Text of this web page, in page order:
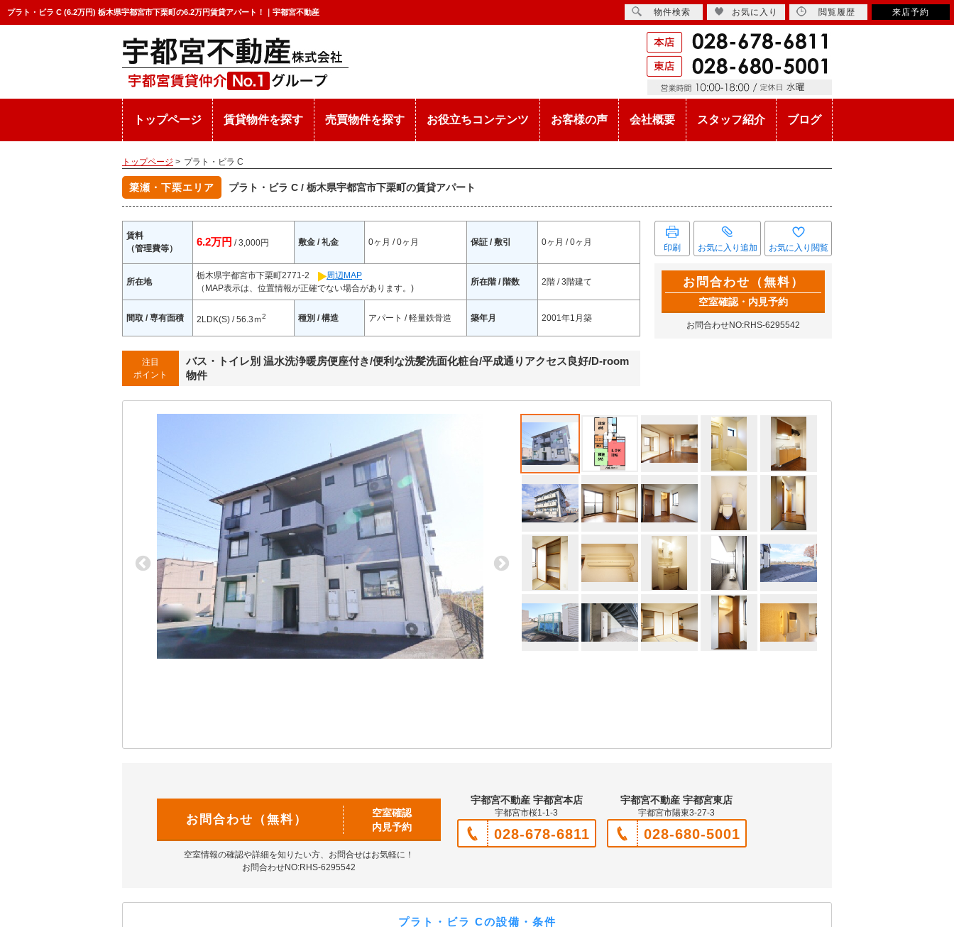
プラト・ビラ C (6.2万円) 栃木県宇都宮市下栗町の6.2万円賃貸アパート！｜宇都宮不動産 物件検索 お気に入り 閲覧履歴 来店予約
トップページ 賃貸物件を探す 売買物件を探す お役立ちコンテンツ お客様の声 会社概要 スタッフ紹介 ブログ
トップページ > プラト・ビラ C
簗瀬・下栗エリア プラト・ビラ C / 栃木県宇都宮市下栗町の賃貸アパート
賃料
（管理費等）
6.2万円 / 3,000円 敷金 / 礼金 0ヶ月 / 0ヶ月 保証 / 敷引 0ヶ月 / 0ヶ月
所在地
栃木県宇都宮市下栗町2771-2
周辺MAP
（MAP表示は、位置情報が正確でない場合があります。)
所在階 / 階数 2階 / 3階建て
間取 / 専有面積 2LDK(S) / 56.3ｍ2 種別 / 構造 アパート / 軽量鉄骨造 築年月 2001年1月築
注目
ポイント
バス・トイレ別 温水洗浄暖房便座付き/便利な洗髪洗面化粧台/平成通りアクセス良好/D-room
物件
印刷 お気に入り追加 お気に入り閲覧
お問合わせ（無料）
空室確認・内見予約
お問合わせNO:RHS-6295542
お問合わせ（無料）
空室確認
内見予約
空室情報の確認や詳細を知りたい方、お問合せはお気軽に！
お問合わせNO:RHS-6295542
宇都宮不動産 宇都宮本店
宇都宮市桜1-1-3
028-678-6811
宇都宮不動産 宇都宮東店
宇都宮市陽東3-27-3
028-680-5001
プラト・ビラ Cの設備・条件